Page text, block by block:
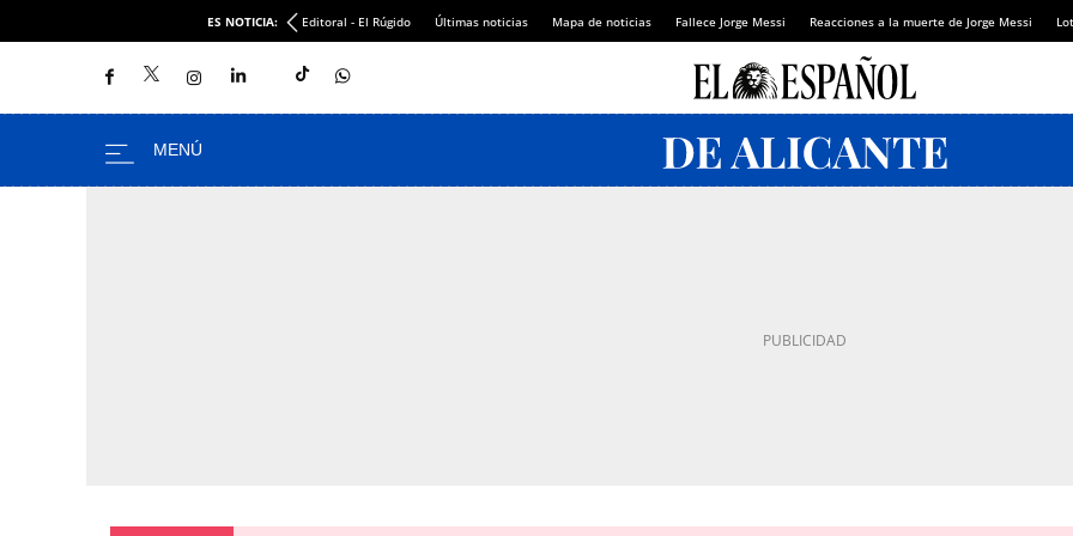
ES NOTICIA: Editoral - El Rúgido Últimas noticias Mapa de noticias Fallece Jorge Messi Reacciones a la muerte de Jorge Messi